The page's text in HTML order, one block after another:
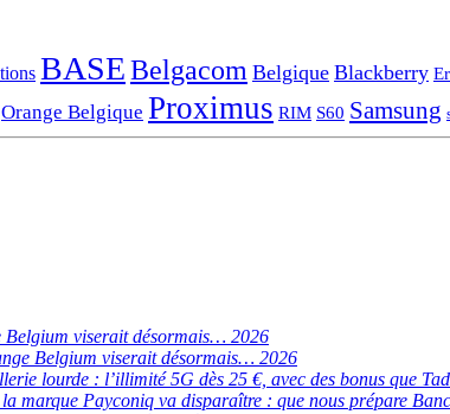
BASEBelgacom Belgique Blackberry
Orange Belgique Proximus RIM S60 Samsung
Belgium viserait désormais… 2026
Belgium viserait désormais… 2026
lourde : l’illimité 5G dès 25 €, avec des bonus que
marque Payconiq va disparaître : que nous prépare